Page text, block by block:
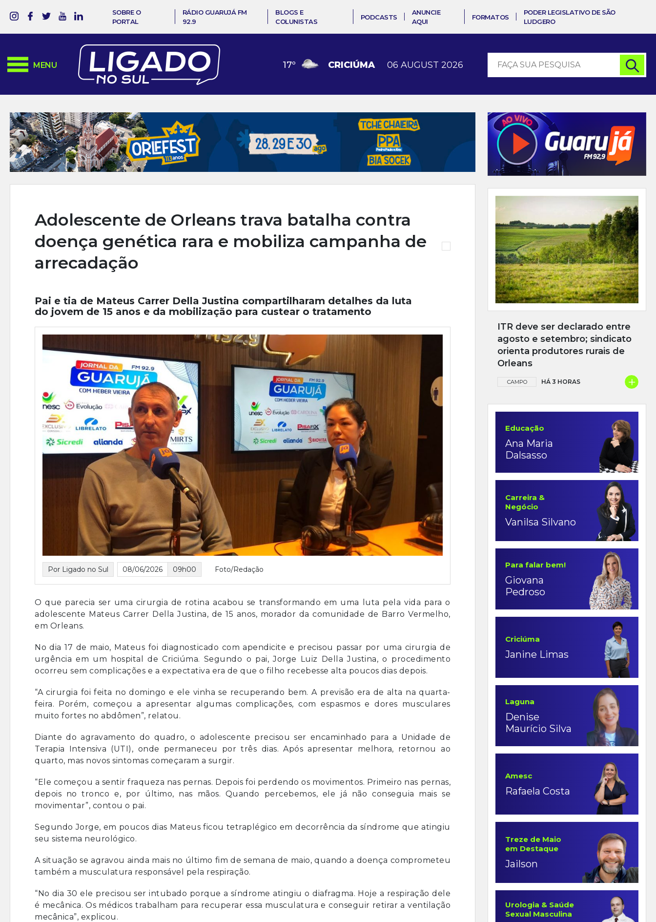
SOBRE O
PORTAL
RÁDIO GUARUJÁ FM
92.9
BLOGS E
COLUNISTAS
PODCASTS
ANUNCIE
AQUI
FORMATOS
PODER LEGISLATIVO DE SÃO
LUDGERO
MENU 17º CRICIÚMA 06 AUGUST 2026
Adolescente de Orleans trava batalha contra
doença genética rara e mobiliza campanha de
arrecadação
Pai e tia de Mateus Carrer Della Justina compartilharam detalhes da luta
do jovem de 15 anos e da mobilização para custear o tratamento
Por Ligado no Sul 08/06/2026 09h00 Foto/Redação
O que parecia ser uma cirurgia de rotina acabou se transformando em uma luta pela vida para o
adolescente Mateus Carrer Della Justina, de 15 anos, morador da comunidade de Barro Vermelho,
em Orleans.
No dia 17 de maio, Mateus foi diagnosticado com apendicite e precisou passar por uma cirurgia de
urgência em um hospital de Criciúma. Segundo o pai, Jorge Luiz Della Justina, o procedimento
ocorreu sem complicações e a expectativa era de que o filho recebesse alta poucos dias depois.
“A cirurgia foi feita no domingo e ele vinha se recuperando bem. A previsão era de alta na quarta-
feira. Porém, começou a apresentar algumas complicações, com espasmos e dores musculares
muito fortes no abdômen”, relatou.
Diante do agravamento do quadro, o adolescente precisou ser encaminhado para a Unidade de
Terapia Intensiva (UTI), onde permaneceu por três dias. Após apresentar melhora, retornou ao
quarto, mas novos sintomas começaram a surgir.
“Ele começou a sentir fraqueza nas pernas. Depois foi perdendo os movimentos. Primeiro nas pernas,
depois no tronco e, por último, nas mãos. Quando percebemos, ele já não conseguia mais se
movimentar”, contou o pai.
Segundo Jorge, em poucos dias Mateus ficou tetraplégico em decorrência da síndrome que atingiu
seu sistema neurológico.
A situação se agravou ainda mais no último fim de semana de maio, quando a doença comprometeu
também a musculatura responsável pela respiração.
“No dia 30 ele precisou ser intubado porque a síndrome atingiu o diafragma. Hoje a respiração dele
é mecânica. Os médicos trabalham para recuperar essa musculatura e conseguir retirar a ventilação
mecânica”, explicou.
ITR deve ser declarado entre
agosto e setembro; sindicato
orienta produtores rurais de
Orleans
CAMPO HÁ 3 HORAS +
Educação
Ana Maria
Dalsasso
Carreira &
Negócio
Vanilsa Silvano
Para falar bem!
Giovana
Pedroso
Criciúma
Janine Limas
Laguna
Denise
Maurício Silva
Amesc
Rafaela Costa
Treze de Maio
em Destaque
Jailson
Urologia & Saúde
Sexual Masculina